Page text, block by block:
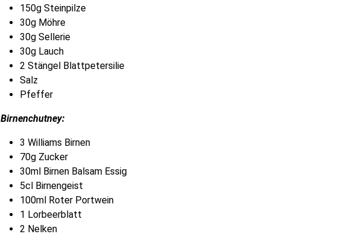
150g Steinpilze
30g Möhre
30g Sellerie
30g Lauch
2 Stängel Blattpetersilie
Salz
Pfeffer
Birnenchutney:
3 Williams Birnen
70g Zucker
30ml Birnen Balsam Essig
5cl Birnengeist
100ml Roter Portwein
1 Lorbeerblatt
2 Nelken